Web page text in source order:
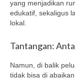
yang menjadikan
edukatif, sekaligus
lokal.
Tantangan:
Namun, di balik
tidak bisa di